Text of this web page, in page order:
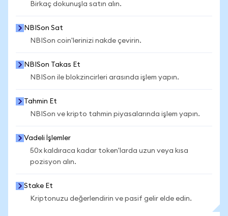
Birkaç dokunuşla satın alın.
NBISon Sat
NBISon coin'lerinizi nakde çevirin.
NBISon Takas Et
NBISon ile blokzincirleri arasında işlem yapın.
Tahmin Et
NBISon ve kripto tahmin piyasalarında işlem yapın.
Vadeli İşlemler
50x kaldıraca kadar token'larda uzun veya kısa
pozisyon alın.
Stake Et
Kriptonuzu değerlendirin ve pasif gelir elde edin.